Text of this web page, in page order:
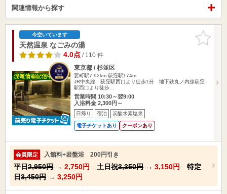
関連情報から探す
お気に入
りに追加
今空いています
天然温泉 なごみの湯
4.0点/ 110 件
東京都 / 杉並区
要町駅7.92km 荻窪駅174m
JR中央線 荻窪駅西口より徒歩1分 地下鉄丸ノ内線荻窪
駅西口より徒歩…
営業時間 10:30～翌9:00
入浴料金 2,300円～
日帰り 宿泊 炭酸水素塩泉
電子チケットあり クーポンあり
会員限定 入館料+岩盤浴 200円引き
平日2,950円 → 2,750円 土日祝3,350円 → 3,150円
特定
日3,450円 → 3,250円